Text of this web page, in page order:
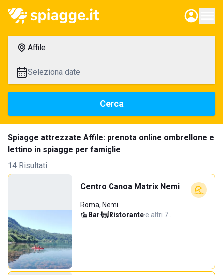
Affile
Seleziona date
Cerca
Spiagge attrezzate Affile: prenota online ombrellone e
lettino in spiagge per famiglie
14 Risultati
Centro Canoa Matrix Nemi
Roma, Nemi
Bar· Ristorante·e altri 7…